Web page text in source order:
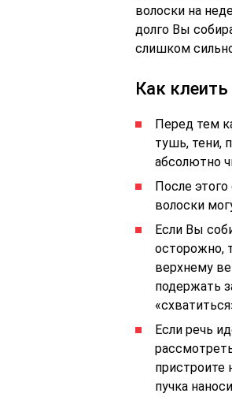
волоски на
долго Вы
слишком
Как
Перед тем
тушь, тени,
абсолютно
После
волоски
Если Вы
осторожно,
верхнему
подержать
Если речь
пристроите
пучка